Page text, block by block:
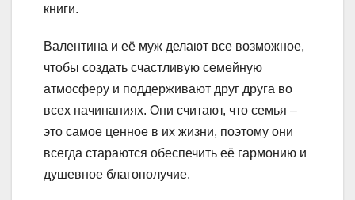
книги.
Валентина и её муж делают все возможное,
чтобы создать счастливую семейную
атмосферу и поддерживают друг друга во
всех начинаниях. Они считают, что семья –
это самое ценное в их жизни, поэтому они
всегда стараются обеспечить её гармонию и
душевное благополучие.